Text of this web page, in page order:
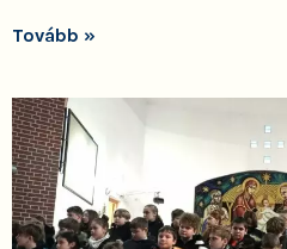
Tovább »